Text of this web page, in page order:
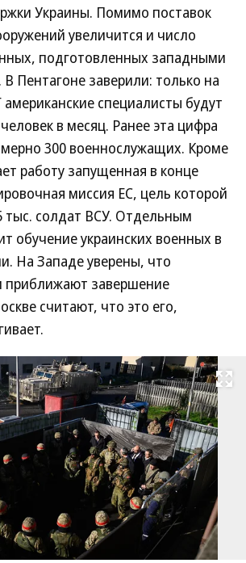
Украины. Помимо поставок
увеличится и число
подготовленных западными
В Пентагоне заверили: только на
специалисты будут
в месяц. Ранее эта цифра
300 военнослужащих. Кроме
работу запущенная в конце
миссия ЕС, цель которой
тыс. солдат ВСУ. Отдельным
обучение украинских военных в
На Западе уверены, что
завершение
считают, что это его,
Развернуть